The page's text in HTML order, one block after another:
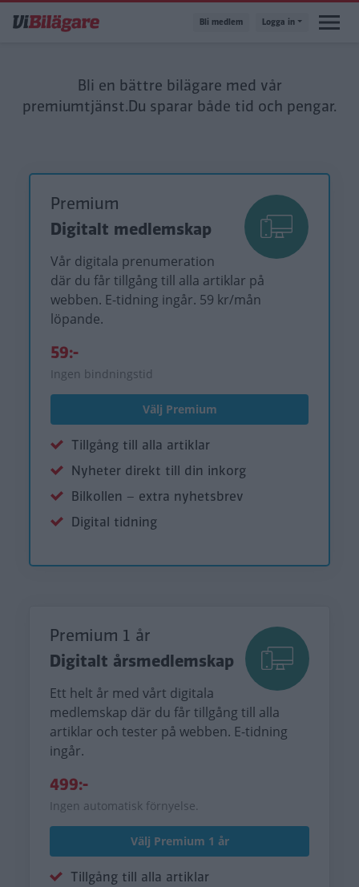
till
Bli medlem Logga in
Bli en bättre bilägare med vår
premiumtjänst.Du sparar både tid och pengar.
Premium
Digitalt medlemskap
Vår digitala prenumeration
där du får tillgång till alla artiklar på
webben. E-tidning ingår. 59 kr/mån
löpande.
59:-
Ingen bindningstid
Välj Premium
Tillgång till alla artiklar
Nyheter direkt till din inkorg
Bilkollen – extra nyhetsbrev
Digital tidning
Premium 1 år
Digitalt årsmedlemskap
Ett helt år med vårt digitala
medlemskap där du får tillgång till alla
artiklar och tester på webben. E-tidning
ingår.
499:-
Ingen automatisk förnyelse.
Välj Premium 1 år
Tillgång till alla artiklar